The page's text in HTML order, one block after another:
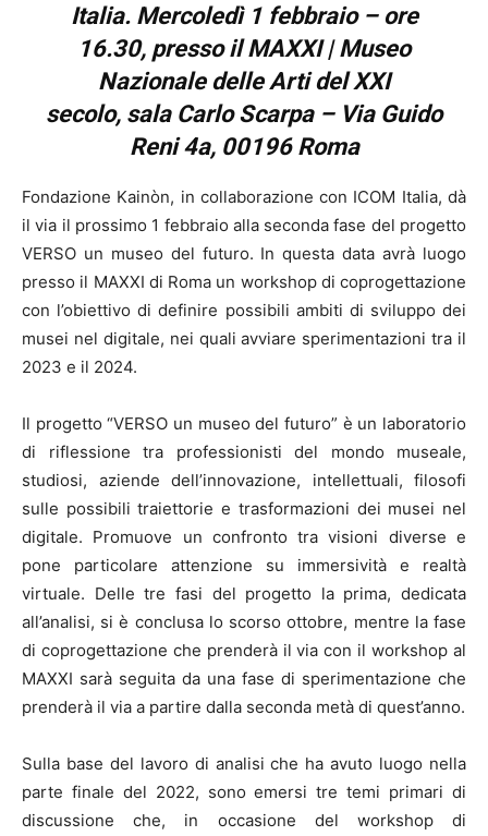
Italia. Mercoledì 1 febbraio – ore
16.30, presso il MAXXI | Museo
Nazionale delle Arti del XXI
secolo, sala Carlo Scarpa – Via Guido
Reni 4a, 00196 Roma
Fondazione Kainòn, in collaborazione con ICOM Italia, dà
il via il prossimo 1 febbraio alla seconda fase del progetto
VERSO un museo del futuro. In questa data avrà luogo
presso il MAXXI di Roma un workshop di coprogettazione
con l’obiettivo di definire possibili ambiti di sviluppo dei
musei nel digitale, nei quali avviare sperimentazioni tra il
2023 e il 2024.
Il progetto “VERSO un museo del futuro” è un laboratorio
di riflessione tra professionisti del mondo museale,
studiosi, aziende dell’innovazione, intellettuali, filosofi
sulle possibili traiettorie e trasformazioni dei musei nel
digitale. Promuove un confronto tra visioni diverse e
pone particolare attenzione su immersività e realtà
virtuale. Delle tre fasi del progetto la prima, dedicata
all’analisi, si è conclusa lo scorso ottobre, mentre la fase
di coprogettazione che prenderà il via con il workshop al
MAXXI sarà seguita da una fase di sperimentazione che
prenderà il via a partire dalla seconda metà di quest’anno.
Sulla base del lavoro di analisi che ha avuto luogo nella
parte finale del 2022, sono emersi tre temi primari di
discussione che, in occasione del workshop di